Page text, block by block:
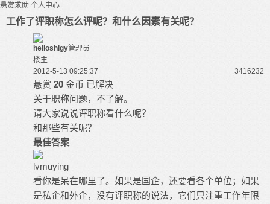
悬赏求助 个人中心
工作了评职称怎么评呢？和什么因素有关呢？
helloshigy管理员
楼主
2012-5-13 09:25:37
3416232
悬赏 20 金币 已解决
关于职称问题，不了解。
请大家说说评职称看什么呢？
和那些有关呢？
最佳答案
lvmuying
看你是呆在哪里了。如果是国企，还要看各个单位；如果
是私企和外企，没有评职称的说法，它们只注重工作年限